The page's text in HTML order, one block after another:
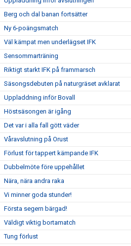
Berg och dal banan fortsätter
Ny 6-poängsmatch
Väl kämpat men underlägset IFK
Sensommarträning
Riktigt starkt IFK på frammarsch
Säsongsdebuten på naturgräset avklarat
Uppladdning inför Bovall
Höstsäsongen är igång
Det var i alla fall gött väder
Våravslutning på Orust
Förlust för tappert kämpande IFK
Dubbelmöte före uppehållet
Nära, nära andra raka
Vi minner goda stunder!
Första segern bärgad!
Väldigt viktig bortamatch
Tung förlust